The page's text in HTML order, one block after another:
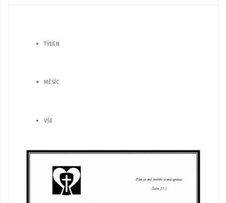
TÝDEN
MĚSÍC
VŠE